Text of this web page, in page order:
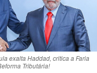
exalta Haddad, critica a Faria
Tributária!